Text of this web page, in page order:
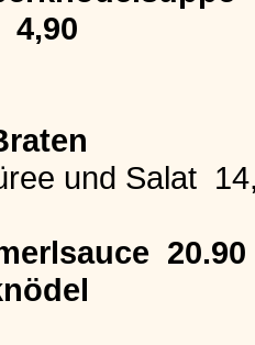
4,90
und Salat
20.90